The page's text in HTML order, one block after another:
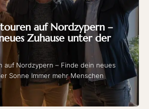
auf Nordzypern –
Zuhause unter der
auf Nordzypern – Finde dein neues
Sonne Immer mehr Menschen